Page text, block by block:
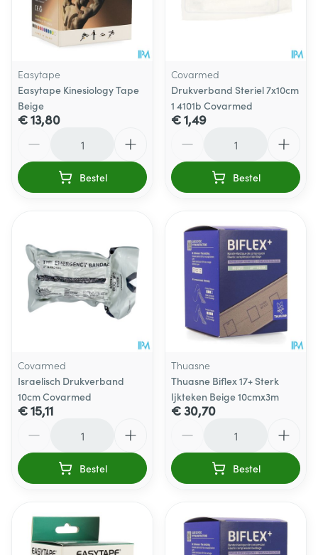
Easytape
Easytape Kinesiology Tape
Beige
€ 13,80
Bestel
Covarmed
Drukverband Steriel 7x10cm
1 4101b Covarmed
€ 1,49
Bestel
Covarmed
Israelisch Drukverband
10cm Covarmed
€ 15,11
Bestel
Thuasne
Thuasne Biflex 17+ Sterk
Ijkteken Beige 10cmx3m
€ 30,70
Bestel